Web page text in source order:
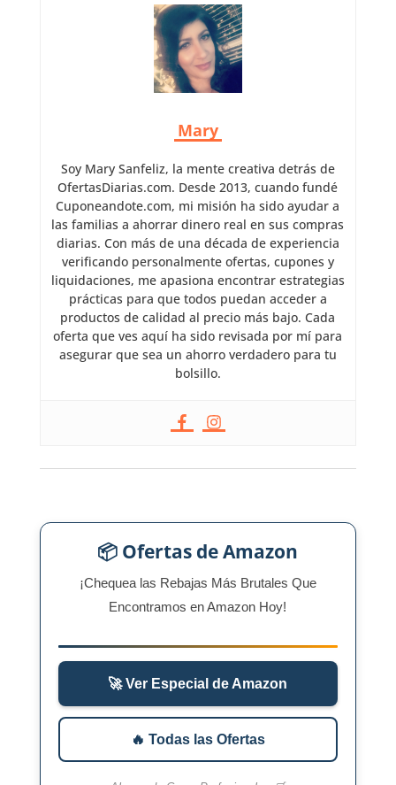
Mary
Soy Mary Sanfeliz, la mente creativa detrás de
OfertasDiarias.com. Desde 2013, cuando fundé
Cuponeandote.com, mi misión ha sido ayudar a
las familias a ahorrar dinero real en sus compras
diarias. Con más de una década de experiencia
verificando personalmente ofertas, cupones y
liquidaciones, me apasiona encontrar estrategias
prácticas para que todos puedan acceder a
productos de calidad al precio más bajo. Cada
oferta que ves aquí ha sido revisada por mí para
asegurar que sea un ahorro verdadero para tu
bolsillo.
📦 Ofertas de Amazon
¡Chequea las Rebajas Más Brutales Que
Encontramos en Amazon Hoy!
🚀 Ver Especial de Amazon
🔥 Todas las Ofertas